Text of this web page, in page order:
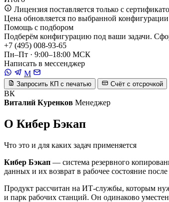
Лицензия поставляется только с
Цена обновляется по выбранной конфигурации
Помощь с подбором
Подберём конфигурацию под ваши задачи.
+7 (495) 008-93-65
Пн–Пт · 9:00–18:00 МСК
Написать в мессенджер
M
Запросить КП с печатью Счёт с отсрочкой
ВК
Виталий Куренков Менеджер
О Кибер Бэкап
Что это и для каких задач применяется
Кибер Бэкап — система резервного
данных и их возврат в рабочее состояние
Продукт рассчитан на ИТ-службы, которым
и парк рабочих станций. Он одинаково